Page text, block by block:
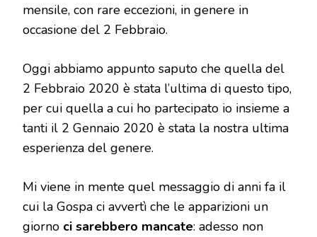
mensile, con rare eccezioni, in genere in
occasione del 2 Febbraio.
Oggi abbiamo appunto saputo che quella del
2 Febbraio 2020 è stata l’ultima di questo tipo,
per cui quella a cui ho partecipato io insieme a
tanti il 2 Gennaio 2020 è stata la nostra ultima
esperienza del genere.
Mi viene in mente quel messaggio di anni fa il
cui la Gospa ci avvertì che le apparizioni un
giorno ci sarebbero mancate: adesso non